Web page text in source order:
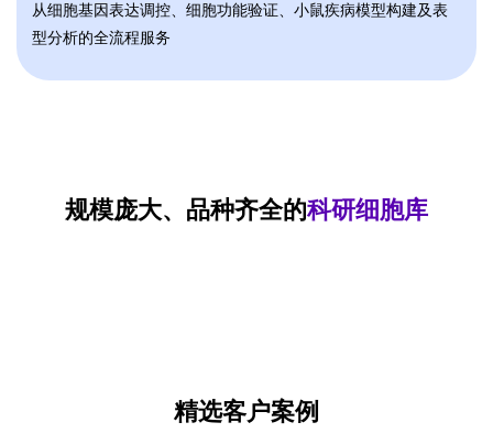
从细胞基因表达调控、细胞功能验证、小鼠疾病模型构建及表
型分析的全流程服务
规模庞大、品种齐全的科研细胞库
精选客户案例